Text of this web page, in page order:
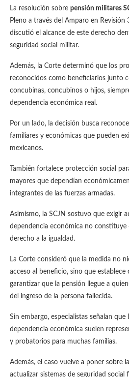
La resolución sobre pensión militares
Pleno a través del Amparo en
discutió el alcance de este derecho
seguridad social militar.
Además, la Corte determinó que los
reconocidos como beneficiarios junto
concubinas, concubinos o hijos,
dependencia económica real.
Por un lado, la decisión busca
familiares y económicas que pueden
mexicanos.
También fortalece protección social
mayores que dependían
integrantes de las fuerzas armadas.
Asimismo, la SCJN sostuvo que exigir
dependencia económica no constituye
derecho a la igualdad.
La Corte consideró que la medida no
acceso al beneficio, sino que
garantizar que la pensión llegue a
del ingreso de la persona fallecida.
Sin embargo, especialistas señalan
dependencia económica suelen
y probatorios para muchas familias.
Además, el caso vuelve a poner sobre
actualizar sistemas de seguridad social